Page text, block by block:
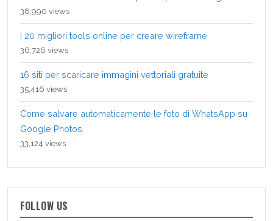
38,990 views
I 20 migliori tools online per creare wireframe
36,726 views
16 siti per scaricare immagini vettoriali gratuite
35,416 views
Come salvare automaticamente le foto di WhatsApp su
Google Photos
33,124 views
FOLLOW US